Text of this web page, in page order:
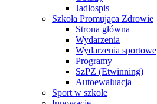
Jadłospis
Szkoła Promująca Zdrowie
Strona główna
Wydarzenia
Wydarzenia sportowe
Programy
SzPZ (Etwinning)
Autoewaluacja
Sport w szkole